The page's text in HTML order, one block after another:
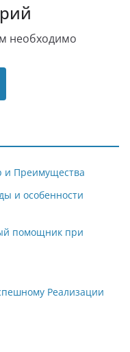
необходимо
и Преимущества
и особенности
помощник при
Реализации